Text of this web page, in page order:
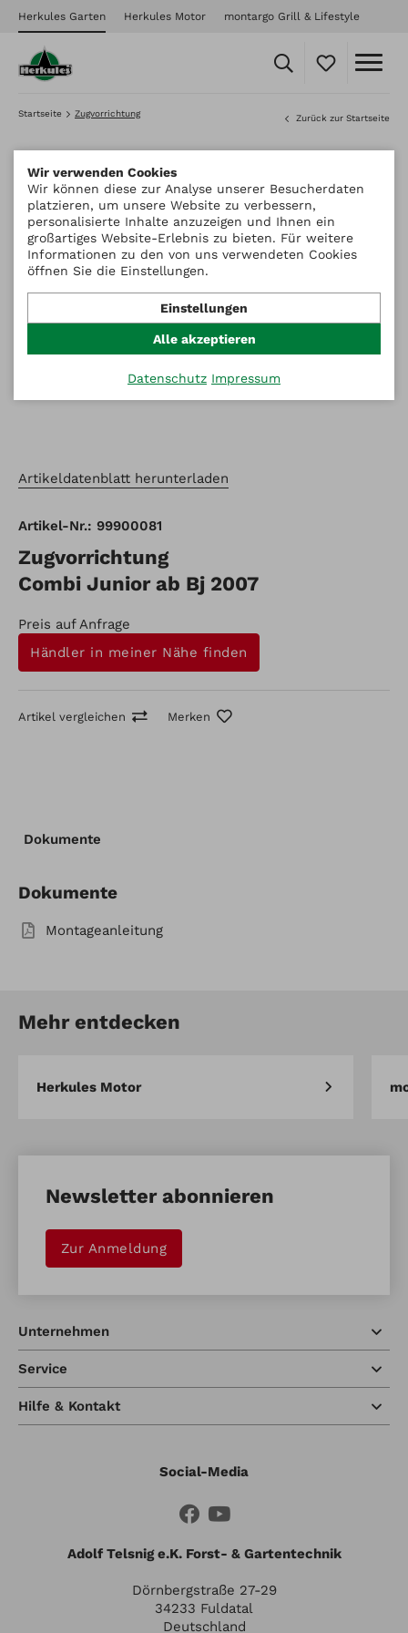
Herkules Garten Herkules Motor montargo Grill & Lifestyle
Startseite Zugvorrichtung Zurück zur Startseite
Artikeldatenblatt herunterladen
Artikel-Nr.: 99900081
Zugvorrichtung
Combi Junior ab Bj 2007
Preis auf Anfrage
Händler in meiner Nähe finden
Artikel vergleichen Merken
Zugvorrichtung
Dokumente
Dokumente
Montageanleitung
Mehr entdecken
Herkules Motor
Newsletter abonnieren
Zur Anmeldung
Unternehmen
Service
Hilfe & Kontakt
Social-Media
Adolf Telsnig e.K. Forst- & Gartentechnik
Dörnbergstraße 27-29
34233 Fuldatal
Deutschland
Wir verwenden Cookies
Wir können diese zur Analyse unserer Besucherdaten
platzieren, um unsere Website zu verbessern,
personalisierte Inhalte anzuzeigen und Ihnen ein
großartiges Website-Erlebnis zu bieten. Für weitere
Informationen zu den von uns verwendeten Cookies
öffnen Sie die Einstellungen.
Einstellungen
Alle akzeptieren
Datenschutz Impressum